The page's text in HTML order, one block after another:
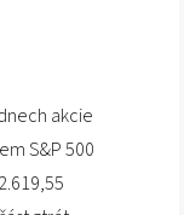
akcie
S&P 500